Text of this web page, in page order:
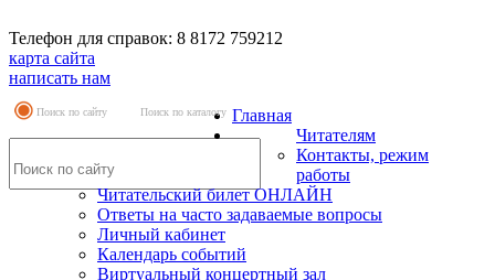
Телефон для справок: 8 8172 759212
карта сайта
написать нам
Поиск по сайту Поиск по каталогу Главная
Читателям
Контакты, режим
работы
Читательский билет ОНЛАЙН
Ответы на часто задаваемые вопросы
Личный кабинет
Календарь событий
Виртуальный концертный зал